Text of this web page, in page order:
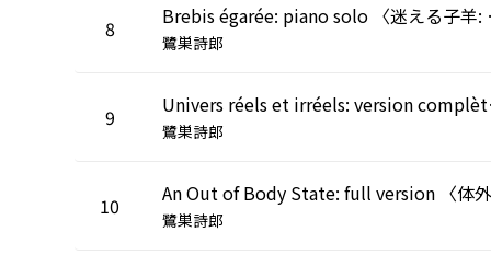
8
鷺巣詩郎
9
鷺巣詩郎
10
鷺巣詩郎